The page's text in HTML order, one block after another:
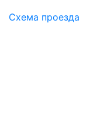
Схема проезда